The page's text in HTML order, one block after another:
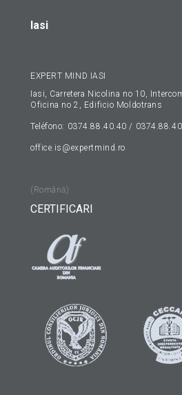
Iasi
EXPERT MIND IASI
Iasi, Carretera Nicolina no 10,
Oficina no 2, Edificio Moldotrans
Teléfono: 0374.88.40.40 /
office.is@expertmind.ro
(Română)
CERTIFICARI